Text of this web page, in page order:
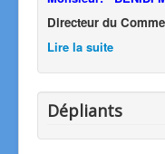
Directeur du
Lire la suite
Dépliants